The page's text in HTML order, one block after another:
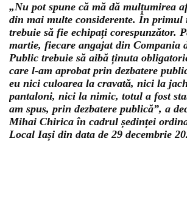
„Nu pot spune că mă dă mulțumirea
din mai multe considerente. În
trebuie să fie echipați corespunzător.
martie, fiecare angajat din Compania
Public trebuie să aibă ținuta
care l-am aprobat prin dezbatere
eu nici culoarea la cravată, nici la
pantaloni, nici la nimic, totul a fost
am spus, prin dezbatere publică”, a
Mihai Chirica în cadrul ședinței
Local Iași din data de 29 decembrie